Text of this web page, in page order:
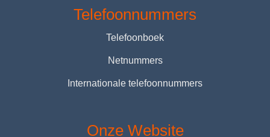
Telefoonnummers
Telefoonboek
Netnummers
Internationale telefoonnummers
Onze Website